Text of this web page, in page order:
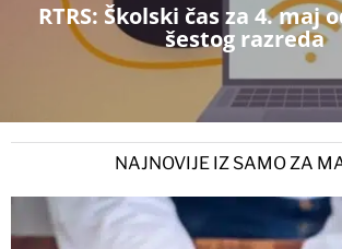
RTRS: Školski čas za 4. maj
šestog razreda
NAJNOVIJE IZ SAMO ZA